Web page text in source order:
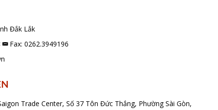
Đắk Lắk
Fax: 0262.3949196
Trade Center, Số 37 Tôn Đức Thắng, Phường Sài Gòn,